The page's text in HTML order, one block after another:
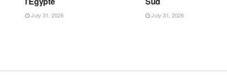
July 31, 2026 July 31, 2026